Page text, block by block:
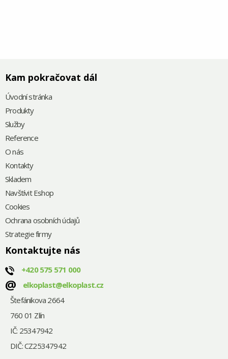
Kam pokračovat dál
Úvodní stránka
Produkty
Služby
Reference
O nás
Kontakty
Skladem
Navštívit Eshop
Cookies
Ochrana osobních údajů
Strategie firmy
Kontaktujte nás
+420575 571 000
@
elkoplast@elkoplast.cz
Štefánikova 2664
760 01 Zlín
IČ: 25347942
DIČ: CZ25347942